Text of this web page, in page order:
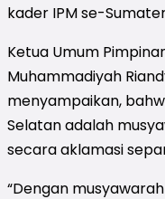
kader IPM se-
Ketua Umum
Muhammadiyah
menyampaikan,
Selatan adalah
secara aklamasi
“Dengan